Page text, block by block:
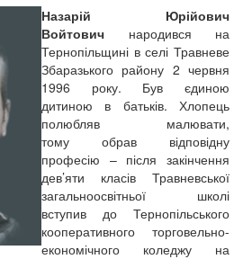
Назарій Юрійович
Войтович народився на
Тернопільщині в селі Травневе
Збаразького району 2 червня
1996 року. Був єдиною
дитиною в батьків. Хлопець
полюбляв малювати,
тому обрав відповідну
професію – після закінчення
дев’яти класів Травневської
загальноосвітньої школі
вступив до Тернопільського
кооперативного торговельно-
економічного коледжу на